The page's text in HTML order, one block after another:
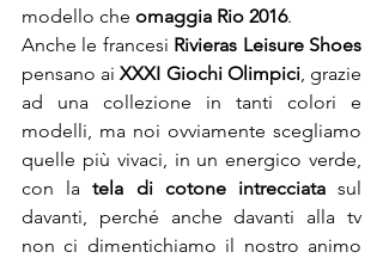
modello che omaggia Rio 2016.
Anche le francesi Rivieras Leisure Shoes
pensano ai XXXI Giochi Olimpici, grazie
ad una collezione in tanti colori e
modelli, ma noi ovviamente scegliamo
quelle più vivaci, in un energico verde,
con la tela di cotone intrecciata sul
davanti, perché anche davanti alla tv
non ci dimentichiamo il nostro animo